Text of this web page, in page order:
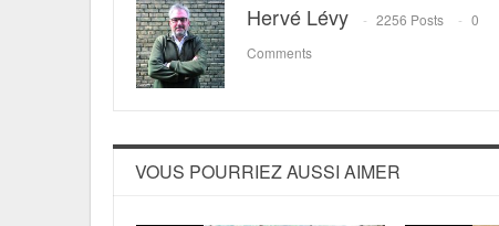
Hervé Lévy 2256 Posts
0
Comments
VOUS POURRIEZ AUSSI AIMER